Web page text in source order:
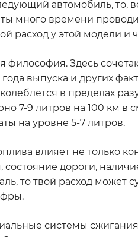
автомобиль, то,
ты много времени
расход у этой модели и
философия. Здесь
выпуска и других
в пределах
7-9 литров на 100 км
на уровне 5-7 литров.
влияет не только
дороги,
то твой расход может
системы сжигания